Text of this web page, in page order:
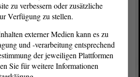
einen aktiven Part der
auf die von Kommissionspräsidentin
deutsche Ratspräsidentschaft im zweiten
genutzt werden, um die Regionen stärker in
Öffentlichkeit zu rücken. Die Landtage
als Bindeglied zwischen den
zu verbessern oder zusätzliche
Verfügung zu stellen.
externer Medien kann es zu
und -verarbeitung entsprechend
der jeweiligen Plattformen
Sie für weitere Informationen